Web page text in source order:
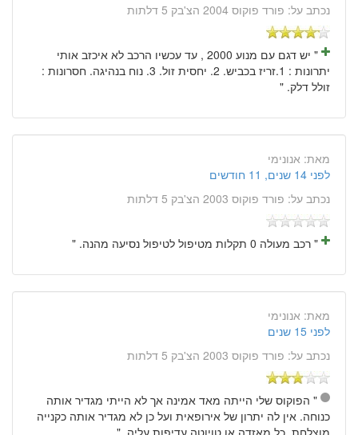
נכתב על: פורד פוקוס 2004 הצ'בק 5 דלתות
" יש דגם עם מנוע 2000 , עד עכשיו הרכב לא איכזב אותי
יתרונות : 1.זריז בכביש. 2. יחסית זול. 3. נוח בנהיגה. חסרונות :
זולל דלק. "
מאת: אנונימי
לפני 14 שנים, 11 חודשים
נכתב על: פורד פוקוס 2003 הצ'בק 5 דלתות
" רכב מעולה 0 תקלות מטיפול לטיפול נסיעה מהנה. "
מאת: אנונימי
לפני 15 שנים
נכתב על: פורד פוקוס 2003 הצ'בק 5 דלתות
" הפוקוס שלי הייתה מאד אמינה אך לא הייתי מגדיר אותה
כנוחה. אין לה יתרון של אירופאית ועל כן לא מגדיר אותה כקנייה
מוצלחת. כל מאזדה או טויוטה עדיפות עליה. "